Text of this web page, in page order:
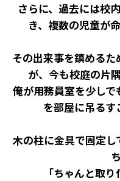
さらに、過去には校
き、複数の児童が
その出来事を鎮める
が、今も校庭の片
俺が用務員室を少し
を部屋に吊るす
木の柱に金具で固定
「ちゃんと取